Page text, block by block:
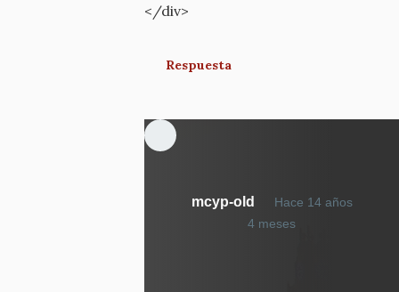
</div>
Respuesta
mcyp-old
Hace 14 años
4 meses